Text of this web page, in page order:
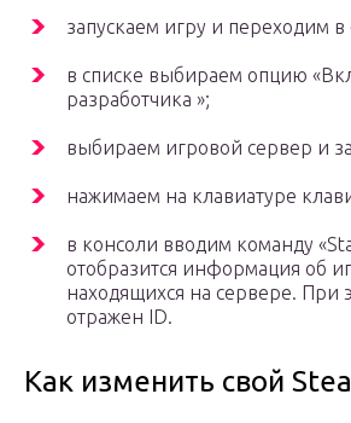
запускаем игру и переходим в
в списке выбираем опцию
разработчика »;
выбираем игровой сервер и
нажимаем на клавиатуре
в консоли вводим команду
отобразится информация об
находящихся на сервере. При
отражен ID.
Как изменить свой